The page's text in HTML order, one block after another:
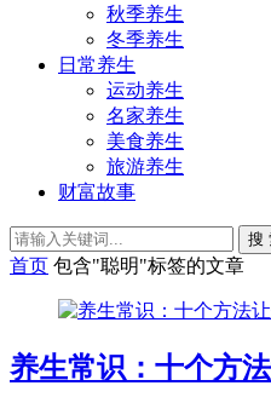
秋季养生
冬季养生
日常养生
运动养生
名家养生
美食养生
旅游养生
财富故事
搜
首页 包含"聪明"标签的文章
养生常识：十个方